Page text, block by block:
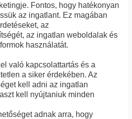
Fontos, hogy hatékonyan
az ingatlant. Ez magában
az
az ingatlan weboldalak és
használatát.
való kapcsolattartás és a
a siker érdekében. Az
kell adni az ingatlan
kell nyújtaniuk minden
adnak arra, hogy